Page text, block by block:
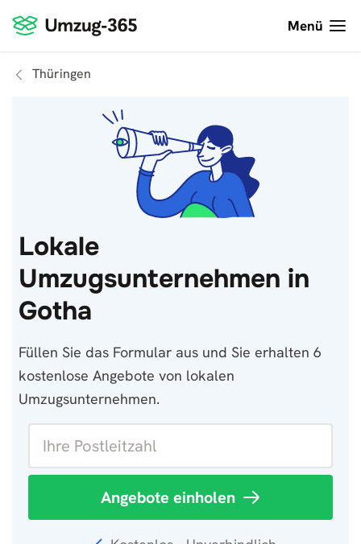
Menü
Thüringen
Lokale
Umzugsunternehmen in
Gotha
Füllen Sie das Formular aus und Sie erhalten 6
kostenlose Angebote von lokalen
Umzugsunternehmen.
Angebote einholen